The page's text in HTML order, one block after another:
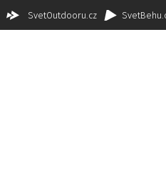
SvetOutdooru.cz